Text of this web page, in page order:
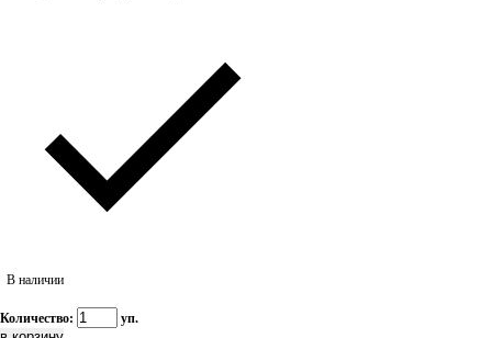
В наличии
Количество: уп.